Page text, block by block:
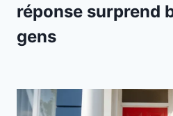
réponse surprend
gens